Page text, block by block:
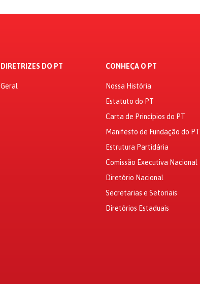
DIRETRIZES DO PT
Geral
CONHEÇA O PT
Nossa História
Estatuto do PT
Carta de Princípios do PT
Manifesto de Fundação do PT
Estrutura Partidária
Comissão Executiva Nacional
Diretório Nacional
Secretarias e Setoriais
Diretórios Estaduais